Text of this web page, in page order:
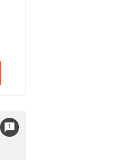
feedback